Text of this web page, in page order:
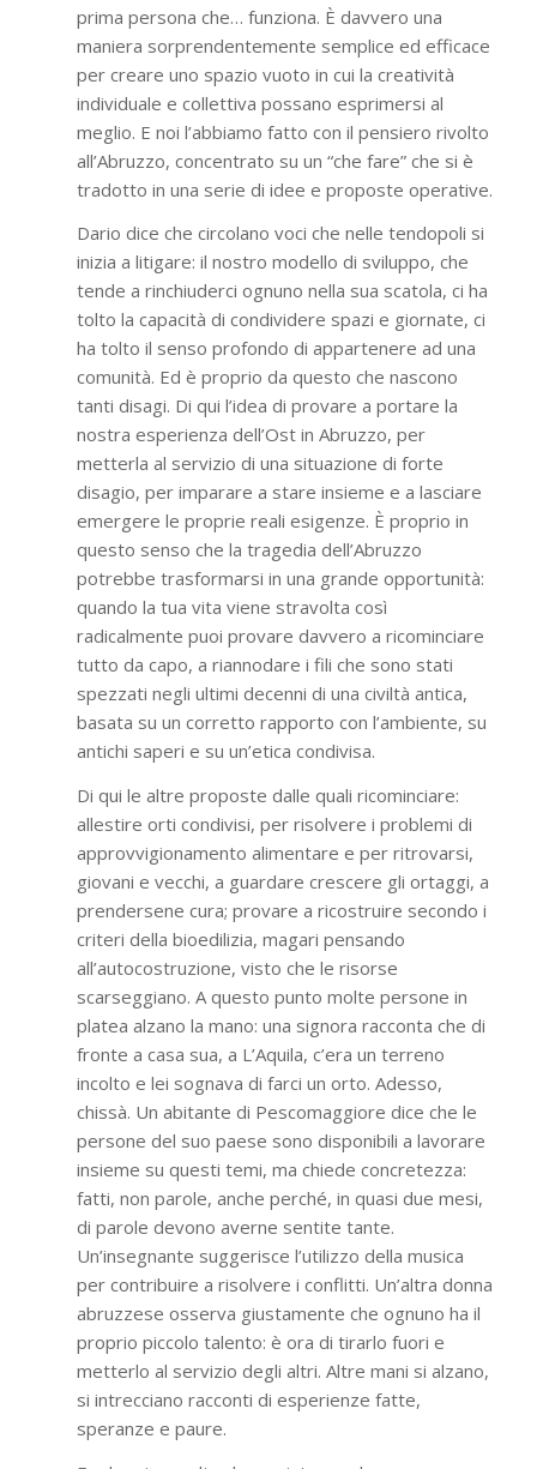
prima persona che… funziona. È davvero una
maniera sorprendentemente semplice ed efficace
per creare uno spazio vuoto in cui la creatività
individuale e collettiva possano esprimersi al
meglio. E noi l’abbiamo fatto con il pensiero rivolto
all’Abruzzo, concentrato su un “che fare” che si è
tradotto in una serie di idee e proposte operative.
Dario dice che circolano voci che nelle tendopoli si
inizia a litigare: il nostro modello di sviluppo, che
tende a rinchiuderci ognuno nella sua scatola, ci ha
tolto la capacità di condividere spazi e giornate, ci
ha tolto il senso profondo di appartenere ad una
comunità. Ed è proprio da questo che nascono
tanti disagi. Di qui l’idea di provare a portare la
nostra esperienza dell’Ost in Abruzzo, per
metterla al servizio di una situazione di forte
disagio, per imparare a stare insieme e a lasciare
emergere le proprie reali esigenze. È proprio in
questo senso che la tragedia dell’Abruzzo
potrebbe trasformarsi in una grande opportunità:
quando la tua vita viene stravolta così
radicalmente puoi provare davvero a ricominciare
tutto da capo, a riannodare i fili che sono stati
spezzati negli ultimi decenni di una civiltà antica,
basata su un corretto rapporto con l’ambiente, su
antichi saperi e su un’etica condivisa.
Di qui le altre proposte dalle quali ricominciare:
allestire orti condivisi, per risolvere i problemi di
approvvigionamento alimentare e per ritrovarsi,
giovani e vecchi, a guardare crescere gli ortaggi, a
prendersene cura; provare a ricostruire secondo i
criteri della bioedilizia, magari pensando
all’autocostruzione, visto che le risorse
scarseggiano. A questo punto molte persone in
platea alzano la mano: una signora racconta che di
fronte a casa sua, a L’Aquila, c’era un terreno
incolto e lei sognava di farci un orto. Adesso,
chissà. Un abitante di Pescomaggiore dice che le
persone del suo paese sono disponibili a lavorare
insieme su questi temi, ma chiede concretezza:
fatti, non parole, anche perché, in quasi due mesi,
di parole devono averne sentite tante.
Un’insegnante suggerisce l’utilizzo della musica
per contribuire a risolvere i conflitti. Un’altra donna
abruzzese osserva giustamente che ognuno ha il
proprio piccolo talento: è ora di tirarlo fuori e
metterlo al servizio degli altri. Altre mani si alzano,
si intrecciano racconti di esperienze fatte,
speranze e paure.